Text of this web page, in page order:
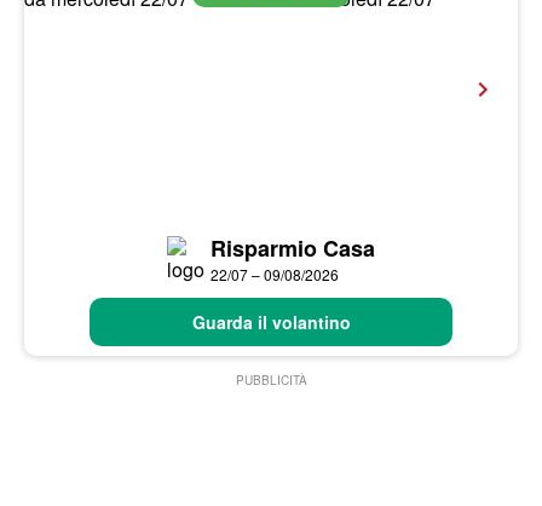
Risparmio Casa
22/07 – 09/08/2026
Guarda il volantino
PUBBLICITÀ